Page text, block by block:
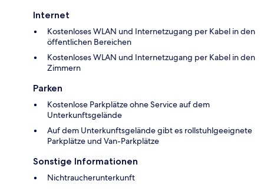
Internet
Kostenloses WLAN und Internetzugang per Kabel in den
öffentlichen Bereichen
Kostenloses WLAN und Internetzugang per Kabel in den
Zimmern
Parken
Kostenlose Parkplätze ohne Service auf dem
Unterkunftsgelände
Auf dem Unterkunftsgelände gibt es rollstuhlgeeignete
Parkplätze und Van-Parkplätze
Sonstige Informationen
Nichtraucherunterkunft